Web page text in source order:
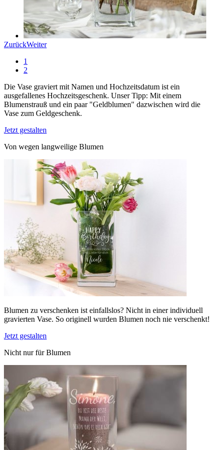
ZurückWeiter
1
2
Die Vase graviert mit Namen und Hochzeitsdatum ist ein
ausgefallenes Hochzeitsgeschenk. Unser Tipp: Mit einem
Blumenstrauß und ein paar "Geldblumen" dazwischen wird die
Vase zum Geldgeschenk.
Jetzt gestalten
Von wegen langweilige Blumen
Blumen zu verschenken ist einfallslos? Nicht in einer individuell
gravierten Vase. So originell wurden Blumen noch nie verschenkt!
Jetzt gestalten
Nicht nur für Blumen